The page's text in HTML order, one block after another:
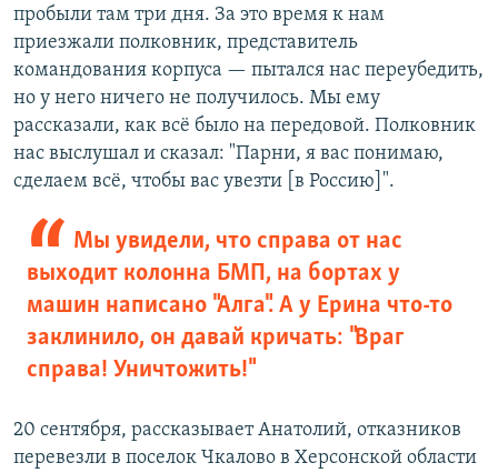
пробыли там три дня. За это время к нам
приезжали полковник, представитель
командования корпуса — пытался нас переубедить,
но у него ничего не получилось. Мы ему
рассказали, как всё было на передовой. Полковник
нас выслушал и сказал: "Парни, я вас понимаю,
сделаем всё, чтобы вас увезти [в Россию]".
Мы увидели, что справа от нас
выходит колонна БМП, на бортах у
машин написано "Алга". А у Ерина что-то
заклинило, он давай кричать: "Враг
справа! Уничтожить!"
20 сентября, рассказывает Анатолий, отказников
перевезли в поселок Чкалово в Херсонской области